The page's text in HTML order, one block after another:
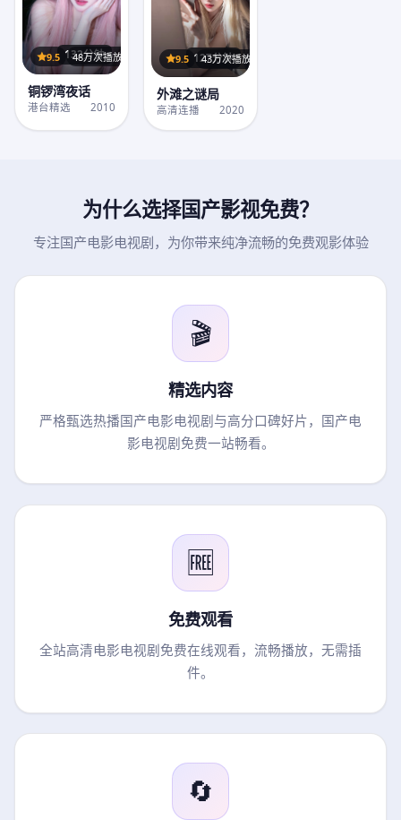
132分钟
9.5 48万次播放
铜锣湾夜话
港台精选 2010
127分钟
9.5 43万次播放
外滩之谜局
高清连播 2020
为什么选择国产影视免费？
专注国产电影电视剧，为你带来纯净流畅的免费观影体验
🎬
精选内容
严格甄选热播国产电影电视剧与高分口碑好片，国产电
影电视剧免费一站畅看。
🆓
免费观看
全站高清电影电视剧免费在线观看，流畅播放，无需插
件。
🔄